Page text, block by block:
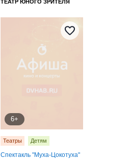
ТЕАТР ЮНОГО ЗРИТЕЛЯ
6+
Театры Детям
Спектакль "Муха-Цокотуха"